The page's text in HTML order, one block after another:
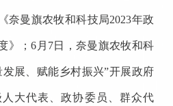
奈曼旗农牧和科技局2023年政
》；6月7日，奈曼旗农牧和科
展、赋能乡村振兴”开展政府
大代表、政协委员、群众代